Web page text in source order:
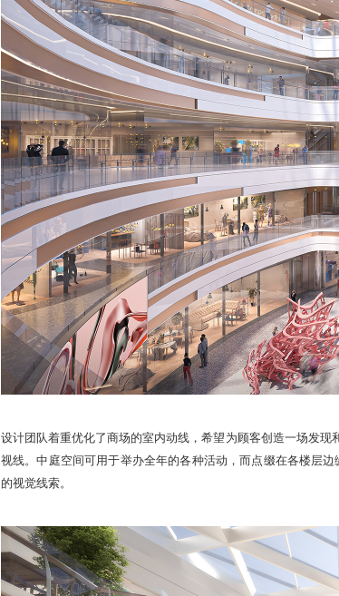
设计团队着重优化了商场的室内动线，希望为顾客创造一场发
视线。中庭空间可用于举办全年的各种活动，而点缀在各楼层
的视觉线索。